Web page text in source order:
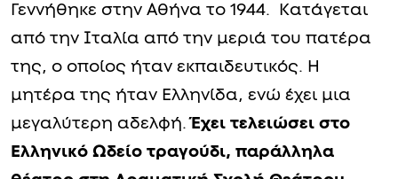
Γεννήθηκε στην Αθήνα το 1944. Κατάγεται
από την Ιταλία από την μεριά του πατέρα
της, ο οποίος ήταν εκπαιδευτικός. Η
μητέρα της ήταν Ελληνίδα, ενώ έχει μια
μεγαλύτερη αδελφή.Έχει τελειώσει στο
Ελληνικό Ωδείο τραγούδι, παράλληλα